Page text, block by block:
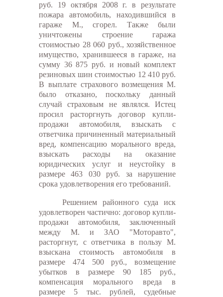
руб. 19 октября 2008 г. в результате
пожара автомобиль, находившийся в
гараже М., сгорел. Также были
уничтожены строение гаража
стоимостью 28 060 руб., хозяйственное
имущество, хранившееся в гараже, на
сумму 36 875 руб. и новый комплект
резиновых шин стоимостью 12 410 руб.
В выплате страхового возмещения М.
было отказано, поскольку данный
случай страховым не являлся. Истец
просил расторгнуть договор купли-
продажи автомобиля, взыскать с
ответчика причиненный материальный
вред, компенсацию морального вреда,
взыскать расходы на оказание
юридических услуг и неустойку в
размере 463 030 руб. за нарушение
срока удовлетворения его требований.
Решением районного суда иск
удовлетворен частично: договор купли-
продажи автомобиля, заключенный
между М. и ЗАО "Моторавто",
расторгнут, с ответчика в пользу М.
взыскана стоимость автомобиля в
размере 474 500 руб., возмещение
убытков в размере 90 185 руб.,
компенсация морального вреда в
размере 5 тыс. рублей, судебные